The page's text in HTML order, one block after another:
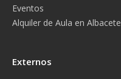
Eventos
Alquiler de Aula en Albacete
Externos